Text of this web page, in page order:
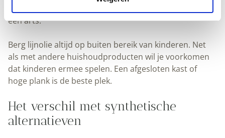
een arts.
Berg lijnolie altijd op buiten bereik van kinderen. Net
als met andere huishoudproducten wil je voorkomen
dat kinderen ermee spelen. Een afgesloten kast of
hoge plank is de beste plek.
Het verschil met synthetische
alternatieven